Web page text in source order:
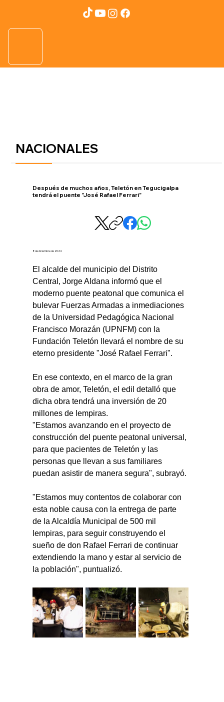
NACIONALES
Después de muchos años, Teletón en Tegucigalpa
tendrá el puente "José Rafael Ferrari"
8 de diciembre de 2024
El alcalde del municipio del Distrito
Central, Jorge Aldana informó que el
moderno puente peatonal que comunica el
bulevar Fuerzas Armadas a inmediaciones
de la Universidad Pedagógica Nacional
Francisco Morazán (UPNFM) con la
Fundación Teletón llevará el nombre de su
eterno presidente "José Rafael Ferrari".
En ese contexto, en el marco de la gran
obra de amor, Teletón, el edil detalló que
dicha obra tendrá una inversión de 20
millones de lempiras.
"Estamos avanzando en el proyecto de
construcción del puente peatonal universal,
para que pacientes de Teletón y las
personas que llevan a sus familiares
puedan asistir de manera segura", subrayó.
"Estamos muy contentos de colaborar con
esta noble causa con la entrega de parte
de la Alcaldía Municipal de 500 mil
lempiras, para seguir construyendo el
sueño de don Rafael Ferrari de continuar
extendiendo la mano y estar al servicio de
la población", puntualizó.